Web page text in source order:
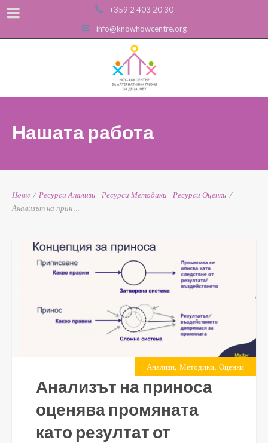
+359 2 403 20 30
info@knowhowcentre.org
Нашата работа
Home / Ресурси Анализи - Ресурси Методики - Ресурси Оценки /
Анализът на прин ...
Анализи, Методики, Оценки
Анализът на приноса
оценява промяната
като резултат от